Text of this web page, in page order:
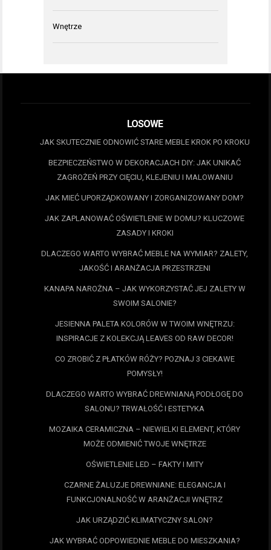
Wnętrze
LOSOWE
JAK SKUTECZNIE ODNOWIĆ STARE MEBLE KROK PO KROKU
BEZPIECZEŃSTWO W DEKORACJACH DIY: JAK UNIKAĆ
ZAGROŻEŃ PRZY CIĘCIU, KLEJENIU I MALOWANIU
JAK MIEĆ UPORZĄDKOWANY I ZORGANIZOWANY DOM?
JAK ZAPLANOWAĆ OŚWIETLENIE W DOMU? KLUCZOWE
ZASADY I KROKI
DLACZEGO WARTO WYBRAĆ MEBLE NA WYMIAR? ZALETY,
JAKOŚĆ I ARANŻACJA PRZESTRZENI
KANAPA NAROŻNA – JAK WYKORZYSTAĆ JEJ ZALETY W
SWOIM SALONIE?
JESIENNA PALETA KOLORÓW W TWOIM WNĘTRZU:
INSPIRACJE Z KOLEKCJĄ LEAVES OD RAW DECOR!
CO ZROBIĆ Z PŁATKÓW RÓŻY? POZNAJ 3 CIEKAWE
POMYSŁY!
DLACZEGO WARTO WYBRAĆ DREWNIANĄ PODŁOGĘ DO
SALONU? TRWAŁOŚĆ I ESTETYKA
MOZAIKA CERAMICZNA – NIEWIELKI ELEMENT, KTÓRY
MOŻE ODMIENIĆ TWOJE WNĘTRZE
OŚWIETLENIE LED – FAKTY I MITY
CZARNE ŻALUZJE DREWNIANE: ELEGANCJA I
FUNKCJONALNOŚĆ W ARANŻACJI WNĘTRZ
JAK URZĄDZIĆ KLIMATYCZNY SALON?
JAK WYBRAĆ ODPOWIEDNIE MEBLE DO MIESZKANIA?